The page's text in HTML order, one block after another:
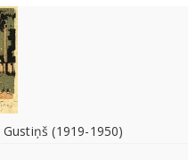
(1919-1950)